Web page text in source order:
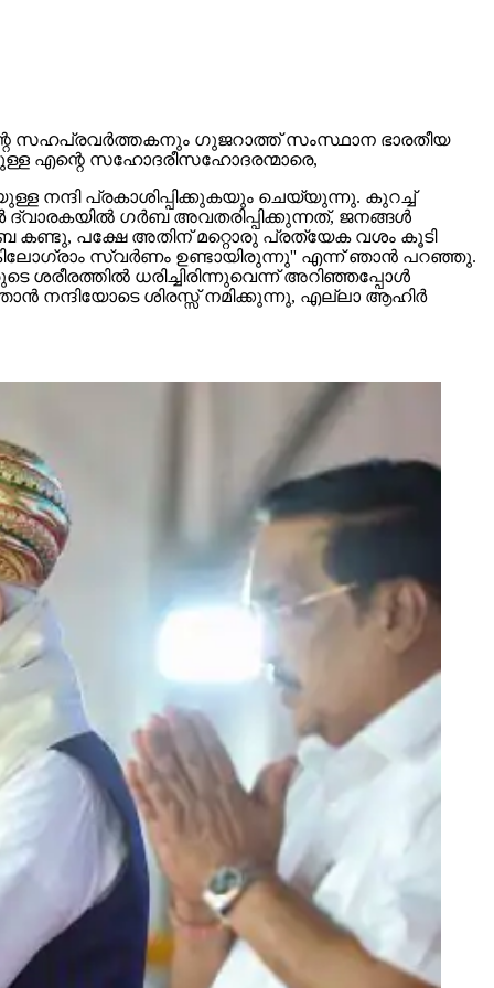
എന്റെ സഹപ്രവര്‍ത്തകനും ഗുജറാത്ത് സംസ്ഥാന ഭാരതീയ
എന്റെ സഹോദരീസഹോദരന്മാരെ,
നന്ദി പ്രകാശിപ്പിക്കുകയും ചെയ്യുന്നു. കുറച്ച്
ഗര്‍ബ അവതരിപ്പിക്കുന്നത്, ജനങ്ങള്‍
കണ്ടു, പക്ഷേ അതിന് മറ്റൊരു പ്രത്യേക വശം കൂടി
സ്വര്‍ണം ഉണ്ടായിരുന്നു'' എന്ന് ഞാന്‍ പറഞ്ഞു.
ധരിച്ചിരിന്നുവെന്ന് അറിഞ്ഞപ്പോള്‍
നന്ദിയോടെ ശിരസ്സ് നമിക്കുന്നു, എല്ലാ ആഹിര്‍